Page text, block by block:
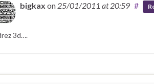
bigkax on 25/01/2011 at 20:59 #
3d….